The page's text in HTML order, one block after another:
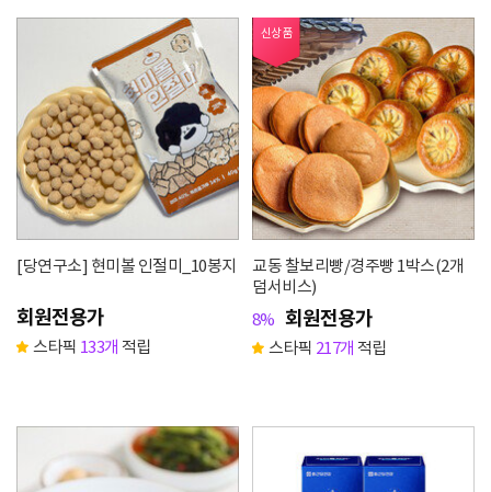
[당연구소] 현미볼 인절미_10봉지
회원전용가
스타픽 133개 적립
신상품
교동 찰보리빵/경주빵 1박스(2개
덤서비스)
8% 회원전용가
스타픽 217개 적립